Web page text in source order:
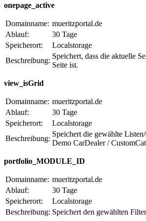
onepage_active
Domainname: mueritzportal.de
Ablauf:
30 Tage
Speicherort:
Localstorage
Beschreibung:
Speichert, dass die aktuelle
Seite ist.
view_isGrid
Domainname: mueritzportal.de
Ablauf:
30 Tage
Speicherort:
Localstorage
Beschreibung:
Speichert die gewählte
Demo CarDealer /
portfolio_MODULE_ID
Domainname: mueritzportal.de
Ablauf:
30 Tage
Speicherort:
Localstorage
Beschreibung: Speichert den gewählten